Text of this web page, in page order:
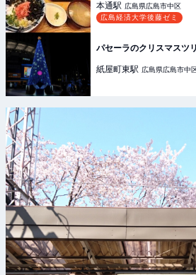
本通駅 広島県広島市中区
広島経済大学後藤ゼミ
パセーラのクリスマスツ
紙屋町東駅 広島県広島市中